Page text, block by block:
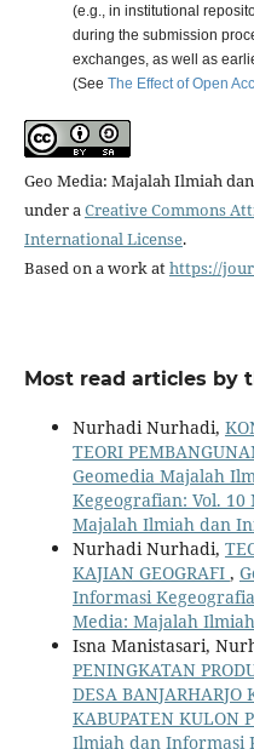
(e.g., in institutional
during the submission
exchanges, as well as
(See The Effect of Open
Geo Media: Majalah Ilmiah
under aCreative Commons
International License.
Based on a work athttps://
Most read articles by
Nurhadi Nurhadi,
TEORI
Geomedia Majalah
Kegeografian: Vol. 10
Majalah Ilmiah dan
Nurhadi Nurhadi,
KAJIAN GEOGRAFI ,
Informasi
Media: Majalah
Isna Manistasari,
PENINGKATAN
DESA
KABUPATEN KULON
Ilmiah dan Informasi